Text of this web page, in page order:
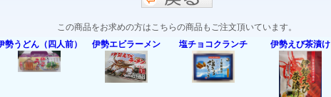
この商品をお求めの方はこちらの商品もご注文頂いています。
勢うどん（四人前）
伊勢エビラーメン 塩チョコクランチ 伊勢えび茶漬け